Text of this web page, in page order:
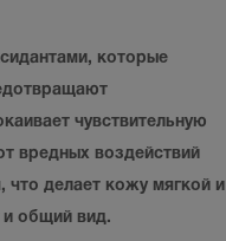
которые
чувствительную
вредных воздействий
делает кожу мягкой и
и общий вид.